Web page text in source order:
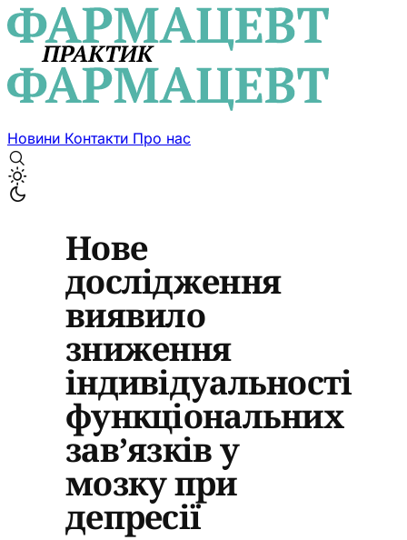
Новини Контакти Про нас
Нове
дослідження
виявило
зниження
індивідуальності
функціональних
зав’язків у
мозку при
депресії